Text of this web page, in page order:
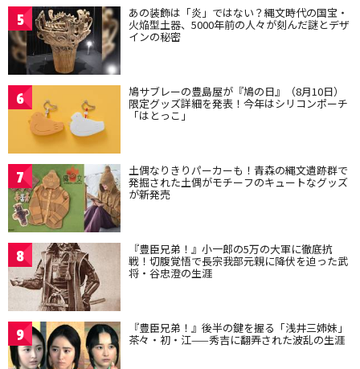
5 あの装飾は「炎」ではない？縄文時代の国宝・
火焔型土器、5000年前の人々が刻んだ謎とデザ
インの秘密
6 鳩サブレーの豊島屋が『鳩の日』（8月10日）
限定グッズ詳細を発表！今年はシリコンポーチ
「はとっこ」
7 土偶なりきりパーカーも！青森の縄文遺跡群で
発掘された土偶がモチーフのキュートなグッズ
が新発売
8 『豊臣兄弟！』小一郎の5万の大軍に徹底抗
戦！切腹覚悟で長宗我部元親に降伏を迫った武
将・谷忠澄の生涯
9 『豊臣兄弟！』後半の鍵を握る「浅井三姉妹」
茶々・初・江——秀吉に翻弄された波乱の生涯